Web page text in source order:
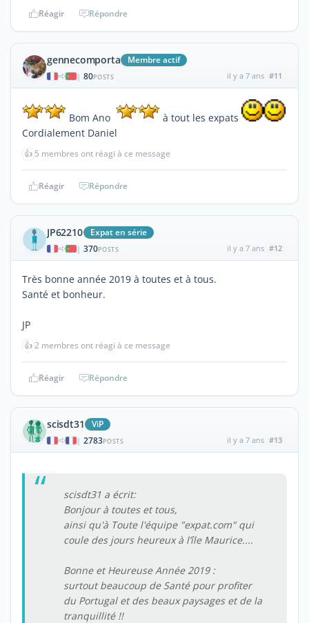
Réagir Répondre
gennecomporta Membre actif
| 80POSTS il y a 7 ans #11
Bom Ano
à tout les expats
Cordialement Daniel
👍 5 membres ont réagi à ce message
Réagir Répondre
JP62210 Expat en série
| 370POSTS il y a 7 ans #12
Très bonne année 2019 à toutes et à tous.
Santé et bonheur.
JP
👍2 membres ont réagi à ce message
Réagir Répondre
scisdt31 ViP
| 2783POSTS il y a 7 ans #13
scisdt31 a écrit:
Bonjour à toutes et tous,
ainsi qu'à Toute l'équipe "expat.com" qui
coule des jours heureux à l’île Maurice....
Bonne et Heureuse Année 2019 :
surtout beaucoup de Santé pour profiter
du Portugal et des beaux paysages et de la
tranquillité !!